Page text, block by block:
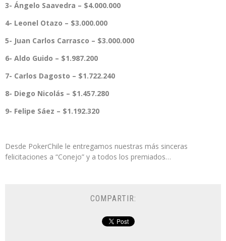
3- Ángelo Saavedra – $4.000.000
4- Leonel Otazo – $3.000.000
5- Juan Carlos Carrasco – $3.000.000
6- Aldo Guido – $1.987.200
7- Carlos Dagosto – $1.722.240
8- Diego Nicolás – $1.457.280
9- Felipe Sáez – $1.192.320
Desde PokerChile le entregamos nuestras más sinceras
felicitaciones a “Conejo” y a todos los premiados…
COMPARTIR: